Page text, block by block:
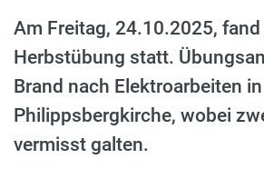
Am Freitag, 24.10.2025,
Herbstübung statt.
Brand nach Elektroarbeiten
Philippsbergkirche, wobei
vermisst galten.